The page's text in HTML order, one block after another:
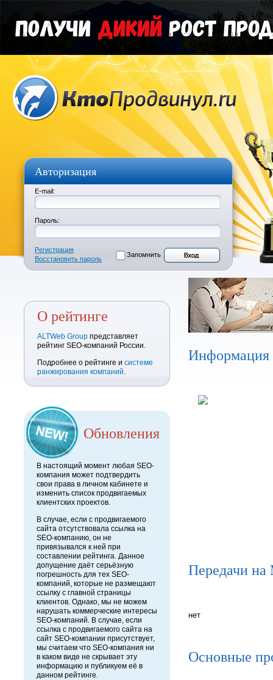
Авторизация
E-mail:
Пароль:
Регистрация
Восстановить пароль
Запомнить
О рейтинге
ALTWeb Group представляет
рейтинг SEO-компаний России.
Подробнее о рейтинге и системе
ранжирования компаний.
Обновления
В настоящий момент любая SEO-
компания может подтвердить
свои права в личном кабинете и
изменить список продвигаемых
клиентских проектов.
В случае, если с продвигаемого
сайта отсутствовала ссылка на
SEO-компанию, он не
привязывался к ней при
составлении рейтинга. Данное
допущение даёт серьёзную
погрешность для тех SEO-
компаний, которые не размещают
ссылку с главной страницы
клиентов. Однако, мы не можем
нарушать коммерческие интересы
SEO-компаний. В случае, если
ссылка с продвигаемого сайта на
сайт SEO-компании присутствует,
мы считаем что SEO-компания ни
в каком виде не скрывает эту
информацию и публикуем её в
данном рейтинге.
Информация
Передачи на
нет
Основные